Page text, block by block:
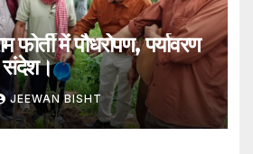
फोर्ती में पौधरोपण, पर्यावरण
संदेश।
JEEWAN BISHT